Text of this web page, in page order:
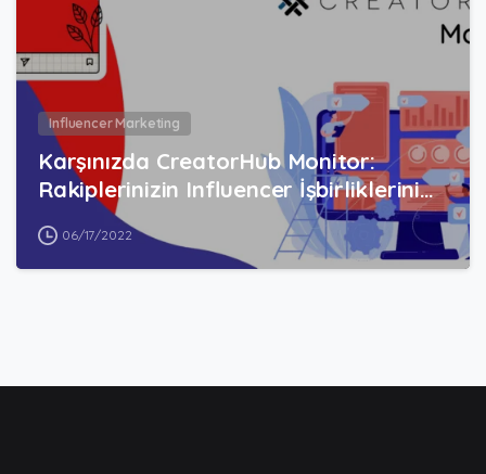
Influencer Marketing
Karşınızda CreatorHub Monitor:
Rakiplerinizin Influencer İşbirliklerini…
06/17/2022